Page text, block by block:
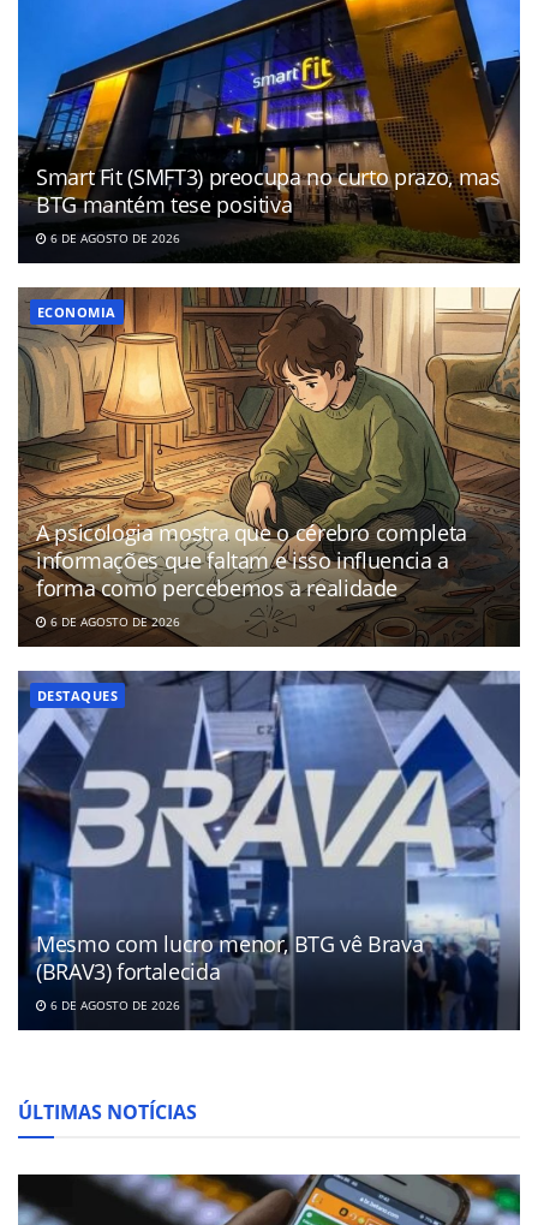
Smart Fit (SMFT3) preocupa no curto prazo, mas
BTG mantém tese positiva
6 DE AGOSTO DE 2026
ECONOMIA
A psicologia mostra que o cérebro completa
informações que faltam e isso influencia a
forma como percebemos a realidade
6 DE AGOSTO DE 2026
DESTAQUES
Mesmo com lucro menor, BTG vê Brava
(BRAV3) fortalecida
6 DE AGOSTO DE 2026
ÚLTIMAS NOTÍCIAS